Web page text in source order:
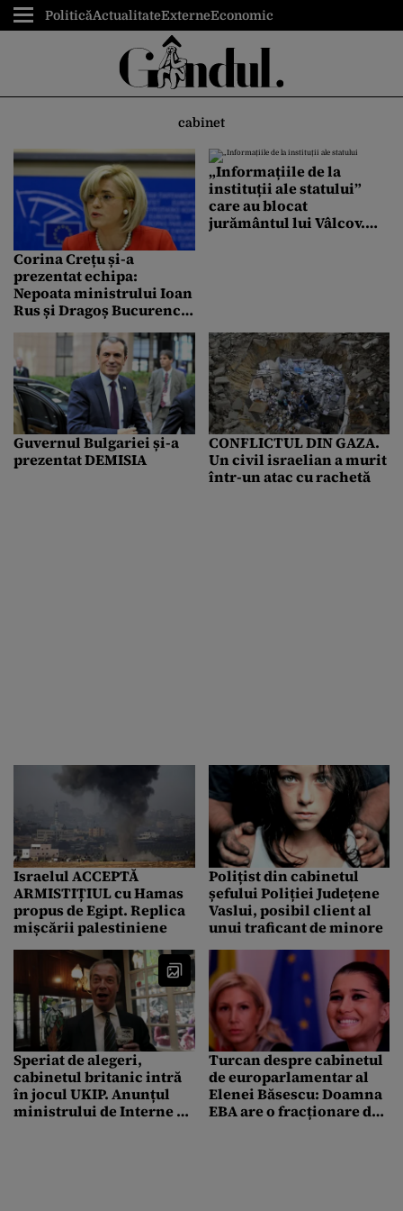
PoliticăActualitateExterneEconomic
cabinet
Corina Crețu și-a
prezentat echipa:
Nepoata ministrului Ioan
Rus și Dragoș Bucurenci,
comisarului
„Informațiile de la
instituții ale statului”
care au blocat
jurământul lui Vâlcov.
Guvernul Bulgariei și-a
prezentat DEMISIA
CONFLICTUL DIN GAZA.
Un civil israelian a murit
într-un atac cu rachetă
Israelul ACCEPTĂ
ARMISTIȚIUL cu Hamas
propus de Egipt. Replica
mișcării palestiniene
Polițist din cabinetul
șefului Poliției Județene
Vaslui, posibil client al
unui traficant de minore
Speriat de alegeri,
cabinetul britanic intră
în jocul UKIP. Anunțul
ministrului de Interne cu
Turcan despre cabinetul
de europarlamentar al
Elenei Băsescu: Doamna
EBA are o fracționare de